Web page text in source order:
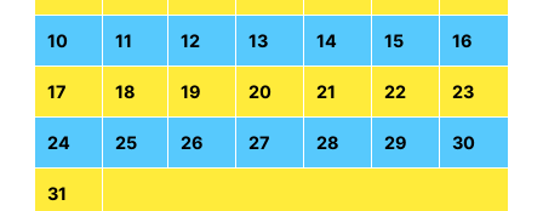
10 11 12 13 14 15 16
17 18 19 20 21 22 23
24 25 26 27 28 29 30
31